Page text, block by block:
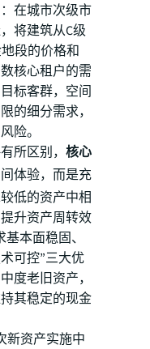
在城市次级市
将建筑从C级
段的价格和
核心租户的需
标客群，空间
的细分需求，
险。
所区别， 核心
体验，而是充
低的资产中相
升资产周转效
本面稳固、
可控”三大优
度老旧资产，
其稳定的现金
新资产实施中